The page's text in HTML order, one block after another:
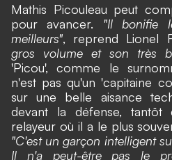
Mathis Picouleau peut
pour avancer. "Il bonifie
meilleurs", reprend Lionel
gros volume et son très
'Picou', comme le
n'est pas qu'un 'capitaine
sur une belle aisance
devant la défense, tantôt
relayeur où il a le plus
"C'est un garçon intelligent
Il n'a peut-être pas le